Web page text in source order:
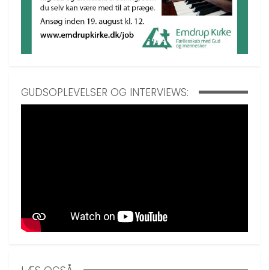
GUDSOPLEVELSER OG INTERVIEWS: